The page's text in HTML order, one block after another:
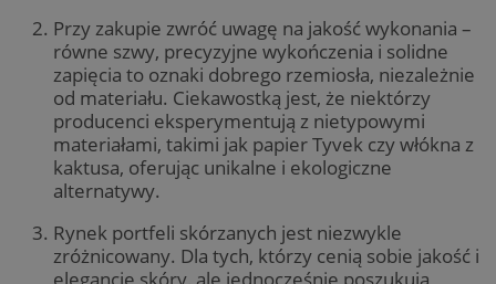
Przy zakupie zwróć uwagę na jakość wykonania –
równe szwy, precyzyjne wykończenia i solidne
zapięcia to oznaki dobrego rzemiosła, niezależnie
od materiału. Ciekawostką jest, że niektórzy
producenci eksperymentują z nietypowymi
materiałami, takimi jak papier Tyvek czy włókna z
kaktusa, oferując unikalne i ekologiczne
alternatywy.
Rynek portfeli skórzanych jest niezwykle
zróżnicowany. Dla tych, którzy cenią sobie jakość i